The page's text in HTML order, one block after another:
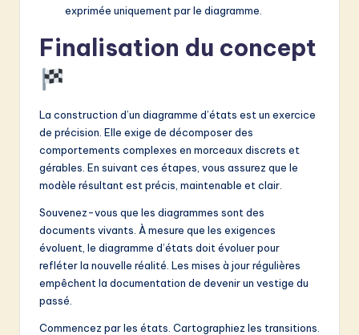
exprimée uniquement par le diagramme.
Finalisation du concept
La construction d’un diagramme d’états est un exercice
de précision. Elle exige de décomposer des
comportements complexes en morceaux discrets et
gérables. En suivant ces étapes, vous assurez que le
modèle résultant est précis, maintenable et clair.
Souvenez-vous que les diagrammes sont des
documents vivants. À mesure que les exigences
évoluent, le diagramme d’états doit évoluer pour
refléter la nouvelle réalité. Les mises à jour régulières
empêchent la documentation de devenir un vestige du
passé.
Commencez par les états. Cartographiez les transitions.